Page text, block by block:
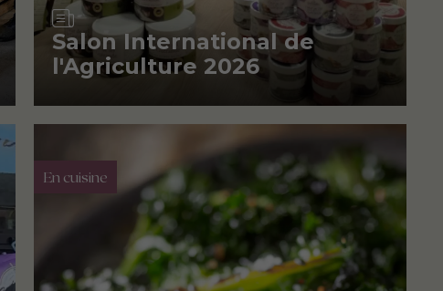
Article
Salon International de
l'Agriculture 2026
En cuisine